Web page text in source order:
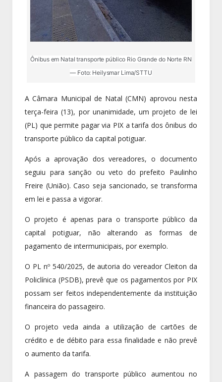
Ônibus em Natal transporte público Rio Grande do Norte RN
— Foto: Heilysmar Lima/STTU
A Câmara Municipal de Natal (CMN) aprovou nesta
terça-feira (13), por unanimidade, um projeto de lei
(PL) que permite pagar via PIX a tarifa dos ônibus do
transporte público da capital potiguar.
Após a aprovação dos vereadores, o documento
seguiu para sanção ou veto do prefeito Paulinho
Freire (União). Caso seja sancionado, se transforma
em lei e passa a vigorar.
O projeto é apenas para o transporte público da
capital potiguar, não alterando as formas de
pagamento de intermunicipais, por exemplo.
O PL nº 540/2025, de autoria do vereador Cleiton da
Policlínica (PSDB), prevê que os pagamentos por PIX
possam ser feitos independentemente da instituição
financeira do passageiro.
O projeto veda ainda a utilização de cartões de
crédito e de débito para essa finalidade e não prevê
o aumento da tarifa.
A passagem do transporte público aumentou no